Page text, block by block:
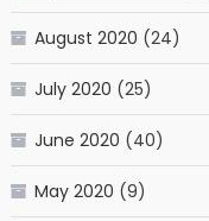
August 2020 (24)
July 2020 (25)
June 2020 (40)
May 2020 (9)